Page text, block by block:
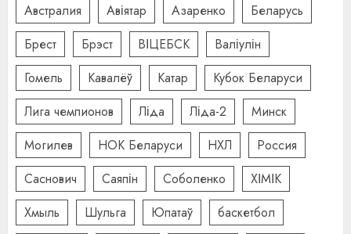
Австралия Авіятар Азаренко
Беларусь
Брест
Брэст ВІЦЕБСК
Валіулін
Гомель
Кавалёў Катар
Кубок Беларуси
Лига чемпионов
Ліда Ліда-2
Минск
Могилев
НОК Беларуси НХЛ
Россия
Саснович
Саяпін Соболенко
ХІМІК
Хмыль
Шульга Юпатаў
баскетбол